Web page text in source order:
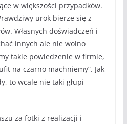
w większości przypadków.
urok bierze się z
Własnych doświadczeń i
innych ale nie wolno
takie powiedzenie w firmie,
na czarno machniemy”. Jak
to wcale nie taki głupi
za fotki z realizacji i